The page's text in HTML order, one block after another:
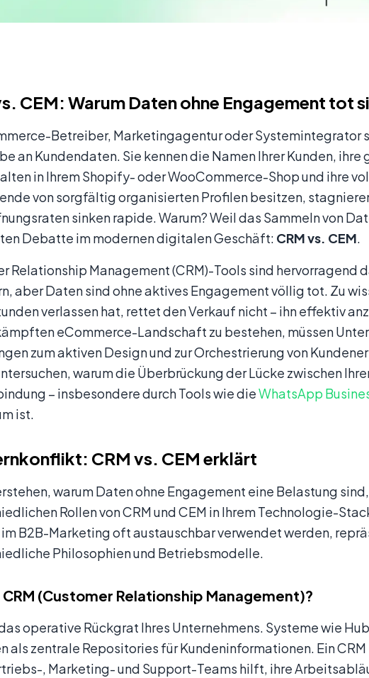
CEM: Warum Daten ohne Engagement tot
Betreiber, Marketingagentur oder Systemintegrator
an Kundendaten. Sie kennen die Namen Ihrer Kunden,
in Ihrem Shopify- oder WooCommerce-Shop und ihre
von sorgfältig organisierten Profilen besitzen,
sinken rapide. Warum? Weil das Sammeln von
Debatte im modernen digitalen Geschäft: CRM vs. CEM.
Relationship Management (CRM)-Tools sind hervorragend
aber Daten sind ohne aktives Engagement völlig tot. Zu
verlassen hat, rettet den Verkauf nicht – ihn effektiv
eCommerce-Landschaft zu bestehen, müssen
zum aktiven Design und zur Orchestrierung von
warum die Überbrückung der Lücke zwischen
– insbesondere durch Tools wie dieWhatsApp
ist.
CRM vs. CEM erklärt
warum Daten ohne Engagement eine Belastung
Rollen von CRM und CEM in Ihrem Technologie-
B2B-Marketing oft austauschbar verwendet werden,
Philosophien und Betriebsmodelle.
CRM (Customer Relationship Management)?
operative Rückgrat Ihres Unternehmens. Systeme wie
als zentrale Repositories für Kundeninformationen. Ein
, Marketing- und Support-Teams hilft, ihre